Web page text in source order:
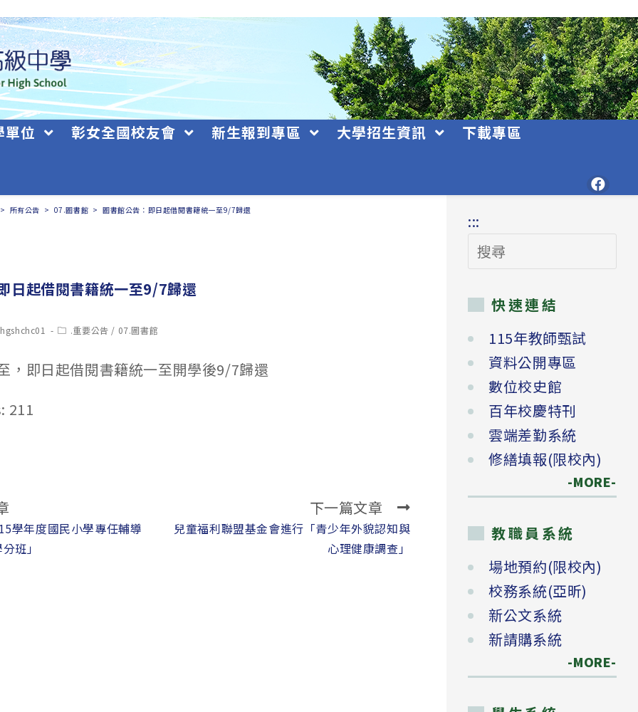
單位 彰女全國校友會 新生報到專區 大學招生資訊 下載專區
> 所有公告 > 07.圖書館 > 圖書館公告：即日起借閱書籍統一至9/7歸還
日起借閱書籍統一至9/7歸還
Post.重要公告 / 07.圖書館
，即日起借閱書籍統一至開學後9/7歸還
211
學年度國民小學專任輔導
班」
下一篇文章
兒童福利聯盟基金會進行「青少年外貌認知與
心理健康調查」
:::
搜
尋
快速連結
115年教師甄試
資料公開專區
數位校史館
百年校慶特刊
雲端差勤系統
修繕填報(限校內)
-MORE-
教職員系統
場地預約(限校內)
校務系統(亞昕)
新公文系統
新請購系統
-MORE-